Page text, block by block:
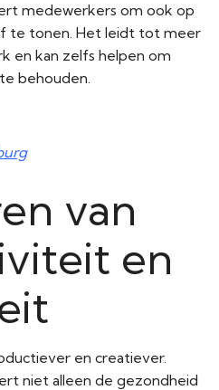
medewerkers om ook op
te tonen. Het leidt tot meer
en kan zelfs helpen om
behouden.
van
en
en creatiever.
niet alleen de gezondheid